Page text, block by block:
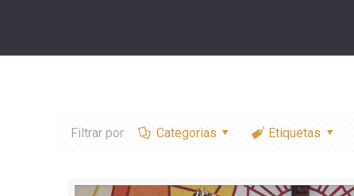
Filtrar por Categorias Etiquetas